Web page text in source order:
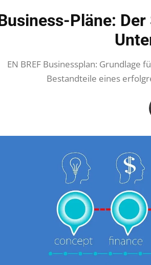
Pläne:
EN BREF Businessplan:
Bestandteile eines